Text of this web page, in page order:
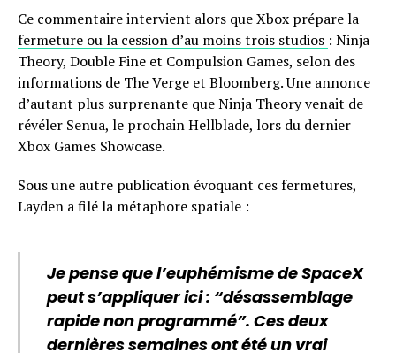
Ce commentaire intervient alors que Xbox préparela
fermeture ou la cession d’au moins trois studios : Ninja
Theory, Double Fine et Compulsion Games, selon des
informations de The Verge et Bloomberg. Une annonce
d’autant plus surprenante que Ninja Theory venait de
révéler Senua, le prochain Hellblade, lors du dernier
Xbox Games Showcase.
Sous une autre publication évoquant ces fermetures,
Layden a filé la métaphore spatiale :
Je pense que l’euphémisme de SpaceX
peut s’appliquer ici : “désassemblage
rapide non programmé”. Ces deux
dernières semaines ont été un vrai